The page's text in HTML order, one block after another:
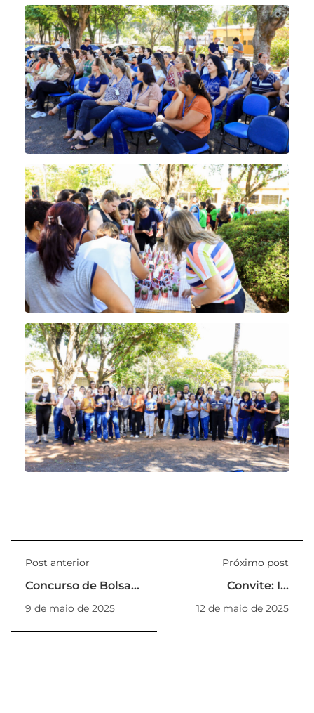
Post anterior
Concurso de Bolsas
2º Semestre 2025 -
Pós-Graduação
9 de maio de 2025
Próximo post
Convite: IV
Cerimônia do Jaleco
12 de maio de 2025